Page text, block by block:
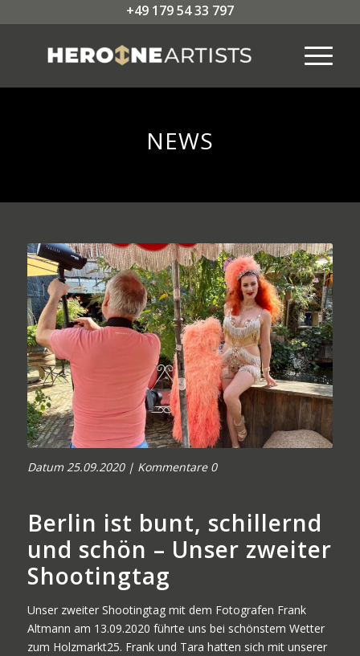
+49 179 54 33 797
NEWS
Datum 25.09.2020 | Kommentare 0
Berlin ist bunt, schillernd
und schön – Unser zweiter
Shootingtag
Unser zweiter Shootingtag mit dem Fotografen Frank
Altmann am 13.09.2020 führte uns bei schönstem Wetter
zum Holzmarkt25. Frank und Tara hatten sich mit unserer